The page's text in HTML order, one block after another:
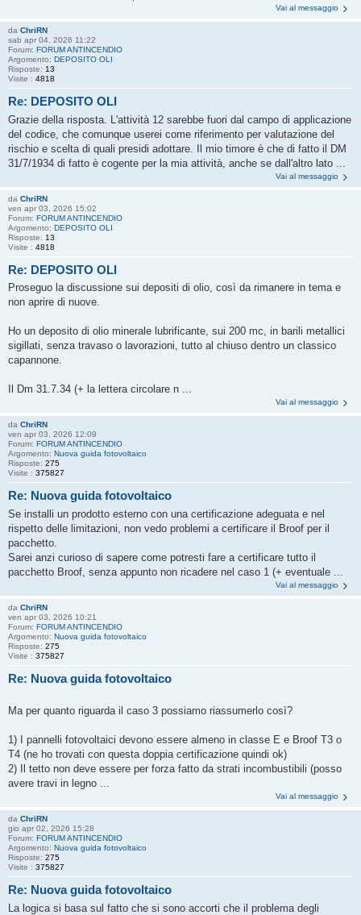
Vai al messaggio
da ChriRN
sab apr 04, 2026 11:22
Forum: FORUM ANTINCENDIO
Argomento: DEPOSITO OLI
Risposte: 13
Visite : 4818
Re: DEPOSITO OLI
Grazie della risposta. L'attività 12 sarebbe fuori dal campo di applicazione
del codice, che comunque userei come riferimento per valutazione del
rischio e scelta di quali presidi adottare. Il mio timore è che di fatto il DM
31/7/1934 di fatto è cogente per la mia attività, anche se dall'altro lato ...
Vai al messaggio
da ChriRN
ven apr 03, 2026 15:02
Forum: FORUM ANTINCENDIO
Argomento: DEPOSITO OLI
Risposte: 13
Visite : 4818
Re: DEPOSITO OLI
Proseguo la discussione sui depositi di olio, così da rimanere in tema e
non aprire di nuove.
Ho un deposito di olio minerale lubrificante, sui 200 mc, in barili metallici
sigillati, senza travaso o lavorazioni, tutto al chiuso dentro un classico
capannone.
Il Dm 31.7.34 (+ la lettera circolare n ...
Vai al messaggio
da ChriRN
ven apr 03, 2026 12:09
Forum: FORUM ANTINCENDIO
Argomento: Nuova guida fotovoltaico
Risposte: 275
Visite : 375827
Re: Nuova guida fotovoltaico
Se installi un prodotto esterno con una certificazione adeguata e nel
rispetto delle limitazioni, non vedo problemi a certificare il Broof per il
pacchetto.
Sarei anzi curioso di sapere come potresti fare a certificare tutto il
pacchetto Broof, senza appunto non ricadere nel caso 1 (+ eventuale ...
Vai al messaggio
da ChriRN
ven apr 03, 2026 10:21
Forum: FORUM ANTINCENDIO
Argomento: Nuova guida fotovoltaico
Risposte: 275
Visite : 375827
Re: Nuova guida fotovoltaico
Ma per quanto riguarda il caso 3 possiamo riassumerlo così?
1) I pannelli fotovoltaici devono essere almeno in classe E e Broof T3 o
T4 (ne ho trovati con questa doppia certificazione quindi ok)
2) Il tetto non deve essere per forza fatto da strati incombustibili (posso
avere travi in legno ...
Vai al messaggio
da ChriRN
gio apr 02, 2026 15:28
Forum: FORUM ANTINCENDIO
Argomento: Nuova guida fotovoltaico
Risposte: 275
Visite : 375827
Re: Nuova guida fotovoltaico
La logica si basa sul fatto che si sono accorti che il problema degli